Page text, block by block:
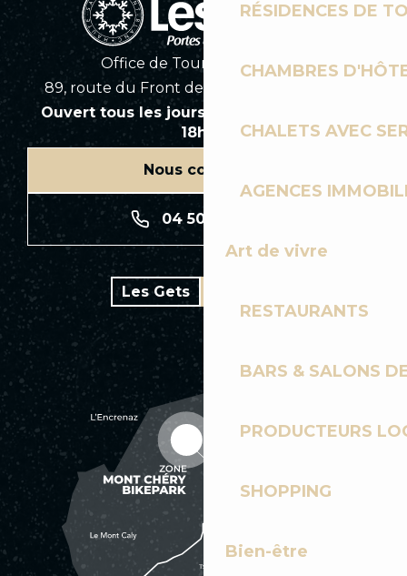
RÉSIDENCES DE
CHAMBRES
CHALETS AVEC
AGENCES
Art de vivre
RESTAURANTS
BARS & SALONS
PRODUCTEURS
SHOPPING
Bien-être
Office de Tourisme des Gets
89, route du Front de Neige 74260 Les Gets
Ouvert tous les jours en saison de 8h30 à
18h30
Nous contacter
04 50 74 74 74
Les Gets